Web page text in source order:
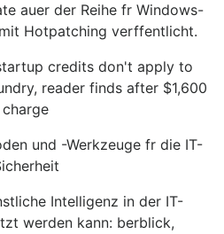
auer der Reihe fr Windows-
Hotpatching verffentlicht.
credits don't apply to
reader finds after $1,600
charge
und -Werkzeuge fr die IT-
Intelligenz in der IT-
werden kann: berblick,